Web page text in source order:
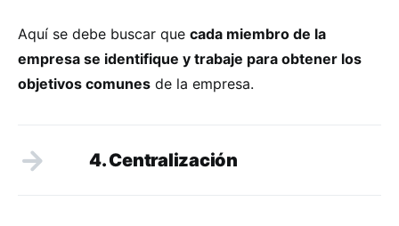
Aquí se debe buscar que cada miembro de la
empresa se identifique y trabaje para obtener los
objetivos comunes de la empresa.
4. Centralización